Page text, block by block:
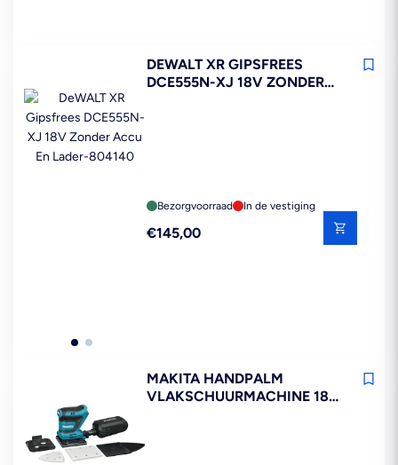
DEWALT XR GIPSFREES
DCE555N-XJ 18V ZONDER
Bezorgvoorraad In de vestiging
Reguliere
€145,00
MAKITA HANDPALM
VLAKSCHUURMACHINE 18V